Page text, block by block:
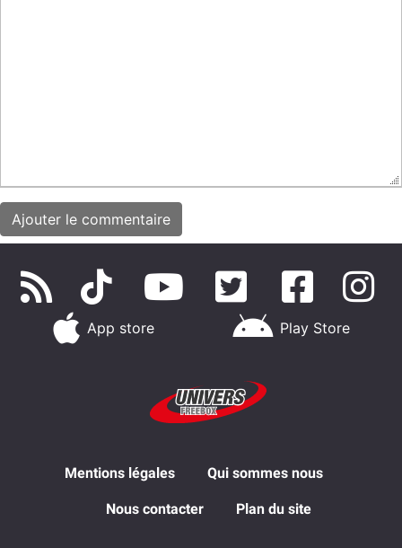
App store Play Store
Mentions légales Qui sommes nous
Nous contacter Plan du site